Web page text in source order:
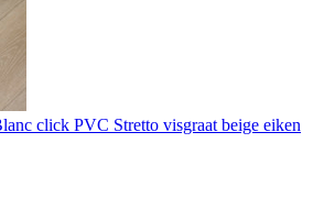
click PVC Stretto visgraat beige eiken